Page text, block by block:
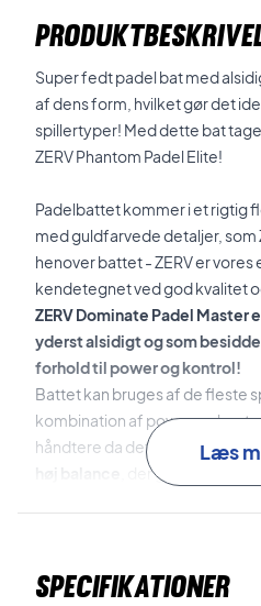
Super fedt padel bat med
af dens form, hvilket gør det
spillertyper! Med dette bat
ZERV Phantom Padel Elite!
Padelbattet kommer i et rigtig
med guldfarvede detaljer, som
henover battet - ZERV er
kendetegnet ved god kvalitet
ZERV Dominate Padel Master
yderst alsidigt og som
forhold til power og kontrol!
Battet kan bruges af de fleste
kombination af power og
håndtere da det har et
, der giver ekstra
carbon i rammen giver padel
Læs
Specifikationer